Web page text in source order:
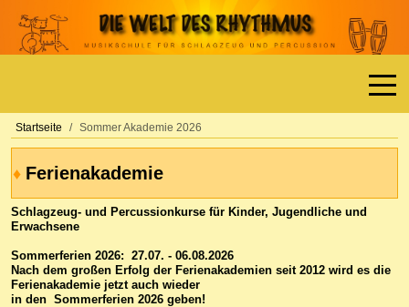
Off-
Startseite Sommer Akademie 2026
♦ Ferienakademie
Schlagzeug- und Percussionkurse für Kinder, Jugendliche und
Erwachsene
Sommerferien 2026: 27.07. - 06.08.2026
Nach dem großen Erfolg der Ferienakademien seit 2012 wird es die
Ferienakademie jetzt auch wieder
in den Sommerferien 2026 geben!